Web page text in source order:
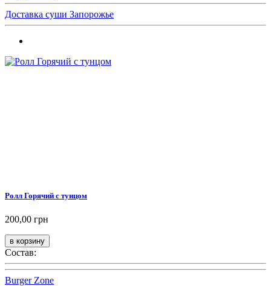
Доставка суши Запорожье
Ролл Горячий с тунцом
200,00 грн
Состав:
Burger Zone